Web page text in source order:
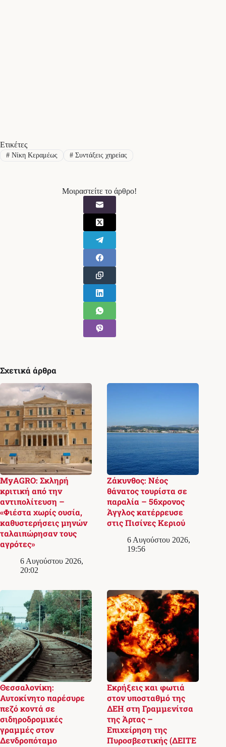
Ετικέτες
#Νίκη Κεραμέως #Συντάξεις χηρείας
Μοιραστείτε το άρθρο!
Σχετικά άρθρα
MyAGRO: Σκληρή
κριτική από την
αντιπολίτευση –
«Φιέστα χωρίς ουσία,
καθυστερήσεις μηνών
ταλαιπώρησαν τους
αγρότες»
6 Αυγούστου 2026,
20:02
Ζάκυνθος: Νέος
θάνατος τουρίστα σε
παραλία – 56χρονος
Άγγλος κατέρρευσε
στις Πισίνες Κεριού
6 Αυγούστου 2026,
19:56
Θεσσαλονίκη:
Αυτοκίνητο παρέσυρε
πεζό κοντά σε
σιδηροδρομικές
γραμμές στον
Δενδροπόταμο
Εκρήξεις και φωτιά
στον υποσταθμό της
ΔΕΗ στη Γραμμενίτσα
της Άρτας –
Επιχείρηση της
Πυροσβεστικής (ΔΕΙΤΕ